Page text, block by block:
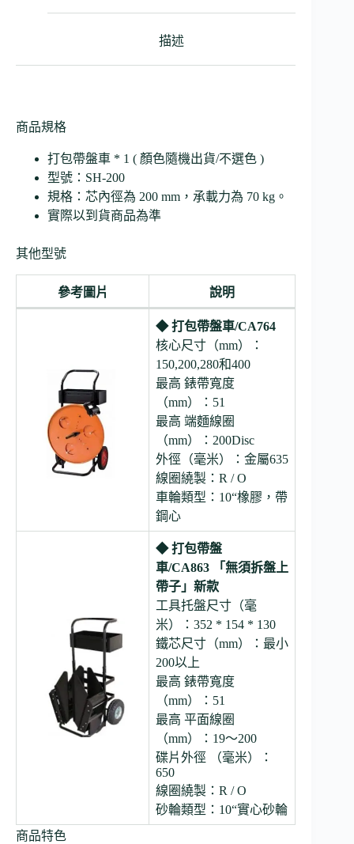
描述
商品規格
打包帶盤車 * 1 ( 顏色隨機出貨/不選色 )
型號：SH-200
規格：芯內徑為 200 mm，承載力為 70 kg。
實際以到貨商品為準
其他型號
參考圖片 說明
◆ 打包帶盤車/CA764
核心尺寸（mm）：
150,200,280和400
最高 錶帶寬度
（mm）：51
最高 端麵線圈
（mm）：200Disc
外徑（毫米）：金屬635
線圈繞製：R / O
車輪類型：10“橡膠，帶
鋼心
◆ 打包帶盤
車/CA863 「無須拆盤上
帶子」新款
工具托盤尺寸（毫
米）：352 * 154 * 130
鐵芯尺寸（mm）：最小
200以上
最高 錶帶寬度
（mm）：51
最高 平面線圈
（mm）：19〜200
碟片外徑 （毫米）：
650
線圈繞製：R / O
砂輪類型：10“實心砂輪
商品特色